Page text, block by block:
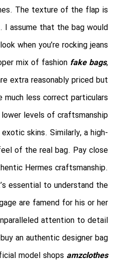
The texture of the flap is
assume that the bag would
when you’re rocking jeans.
mix of fashion fake bags,
extra reasonably priced but
much less correct particulars
levels of craftsmanship.
skins. Similarly, a high-
of the real bag. Pay close
Hermes craftsmanship.
essential to understand the
are famend for his or her
attention to detail.
an authentic designer bag
model shops amzclothes